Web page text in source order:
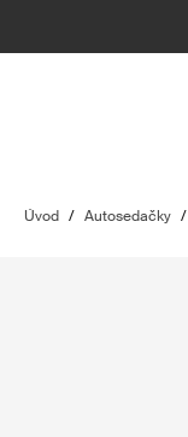
Úvod / Autosedačky /